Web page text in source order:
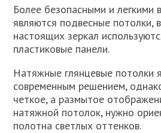
Более безопасными и легкими
являются подвесные потолки,
настоящих зеркал
пластиковые панели.
Натяжные глянцевые потолки
современным решением,
четкое, а размытое
натяжной потолок, нужно
полотна светлых оттенков.